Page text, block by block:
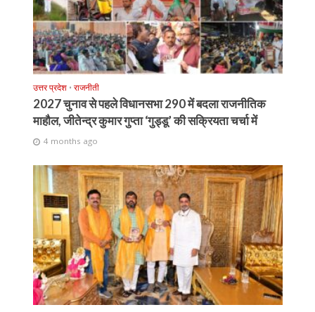
उत्तर प्रदेश • राजनीती
2027 चुनाव से पहले विधानसभा 290 में बदला राजनीतिक
माहौल, जीतेन्द्र कुमार गुप्ता ‘गुड्डू’ की सक्रियता चर्चा में
4 months ago